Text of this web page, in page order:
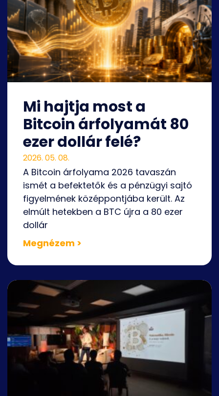
Mi hajtja most a
Bitcoin árfolyamát 80
ezer dollár felé?
2026. 05. 08.
A Bitcoin árfolyama 2026 tavaszán
ismét a befektetők és a pénzügyi sajtó
figyelmének középpontjába került. Az
elmúlt hetekben a BTC újra a 80 ezer
dollár
Megnézem >